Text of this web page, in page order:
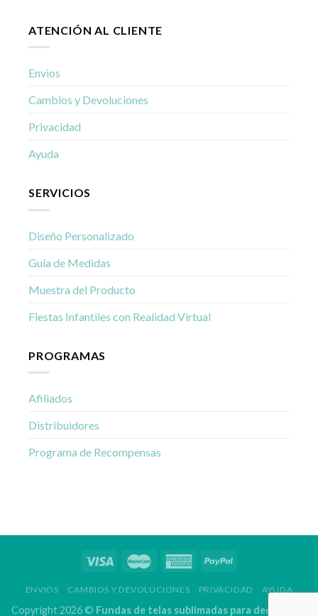
ATENCIÓN AL CLIENTE
Envios
Cambios y Devoluciones
Privacidad
Ayuda
SERVICIOS
Diseño Personalizado
Guía de Medidas
Muestra del Producto
Fiestas Infantiles con Realidad Virtual
PROGRAMAS
Afiliados
Distribuidores
Programa de Recompensas
ENVIOS CAMBIOS Y DEVOLUCIONES PRIVACIDAD AYUDA
Copyright 2026 © Fundas de telas sublimadas para decoración